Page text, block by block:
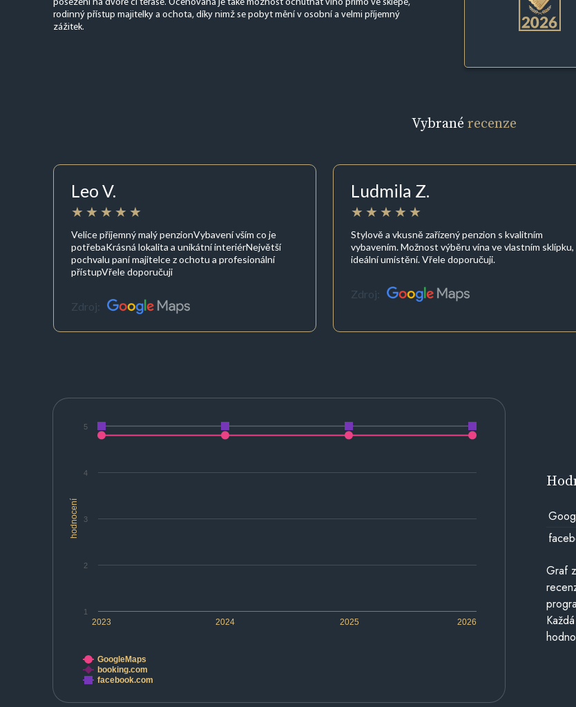
posezení na dvoře či terase. Oceňovaná je také možnost ochutnat víno přímo ve sklepě,
rodinný přístup majitelky a ochota, díky nimž se pobyt mění v osobní a velmi příjemný
zážitek.
Vybrané recenze
Leo V.
Velice příjemný malý penzionVybavení vším co je
potřebaKrásná lokalita a unikátní interiérNejvětší
pochvalu paní majitelce z ochotu a profesionální
přístupVřele doporučuji
Zdroj:
Ludmila Z.
Stylově a vkusně zařízený penzion s kvalitním
vybavením. Možnost výběru vína ve vlastním sklípku,
ideální umístění. Vřele doporučuji.
Zdroj:
hodnocení
2023 2024 2025 2026
1
2
3
4
5
GoogleMaps
booking.com
facebook.com
Graf